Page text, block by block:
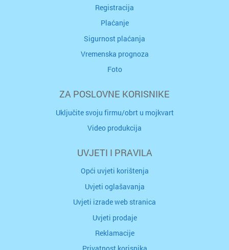
Registracija
Plaćanje
Sigurnost plaćanja
Vremenska prognoza
Foto
ZA POSLOVNE KORISNIKE
Uključite svoju firmu/obrt u mojkvart
Video produkcija
UVJETI I PRAVILA
Opći uvjeti korištenja
Uvjeti oglašavanja
Uvjeti izrade web stranica
Uvjeti prodaje
Reklamacije